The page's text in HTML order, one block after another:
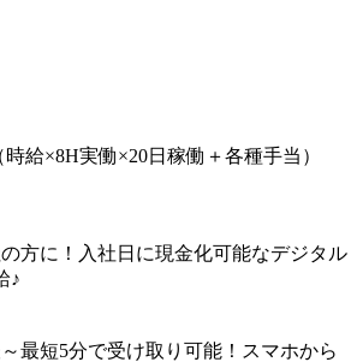
時給×8H実働×20日稼働＋各種手当）
方に！入社日に現金化可能なデジタル
♪
最短5分で受け取り可能！スマホから